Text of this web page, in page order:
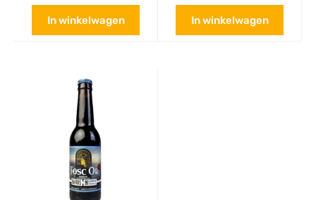
In winkelwagen In winkelwagen